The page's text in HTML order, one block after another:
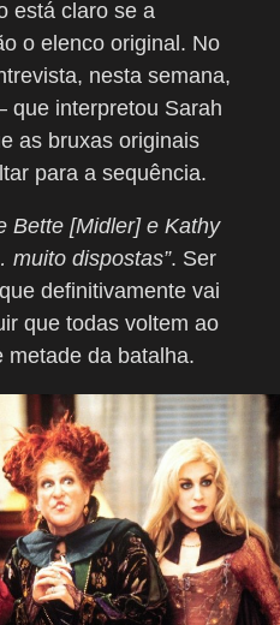
está claro se a
o elenco original. No
nesta semana,
que interpretou Sarah
as bruxas originais
para a sequência.
Bette [Midler] e Kathy
dispostas”. Ser
definitivamente vai
que todas voltem ao
metade da batalha.